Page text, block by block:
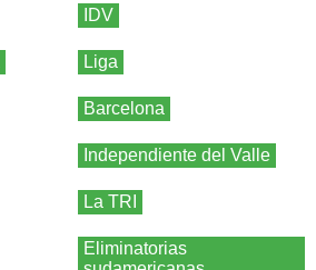
IDV
Liga
Barcelona
Independiente del Valle
La TRI
Eliminatorias